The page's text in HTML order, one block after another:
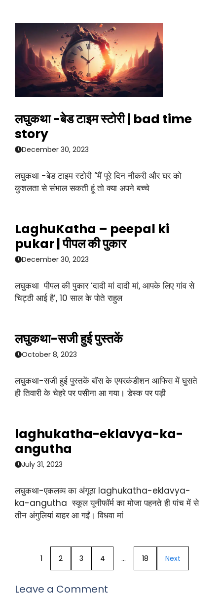
लघुकथा -बेड टाइम स्टोरी | bad time
story
December 30, 2023
लघुकथा -बेड टाइम स्टोरी “मैं पूरे दिन नौकरी और घर को
कुशलता से संभाल सकती हूं तो क्या अपने बच्चे
LaghuKatha – peepal ki
pukar | पीपल की पुकार
December 30, 2023
लघुकथा पीपल की पुकार ‘दादी मां दादी मां, आपके लिए गांव से
चिट्ठी आई है’, 10 साल के पोते राहुल
लघुकथा-सजी हुई पुस्तकें
October 8, 2023
लघुकथा-सजी हुई पुस्तकें बाॅस के एयरकंडीशन आफिस में घुसते
ही तिवारी के चेहरे पर पसीना आ गया। डेस्क पर पड़ी
laghukatha-eklavya-ka-
angutha
July 31, 2023
लघुकथा-एकलव्य का अंगूठा laghukatha-eklavya-
ka-angutha स्कूल यूनीफॉर्म का मोजा पहनते ही पांच में से
तीन अंगुलियां बाहर आ गईं। विधवा मां
1 2 3 4 … 18 Next
Leave a Comment